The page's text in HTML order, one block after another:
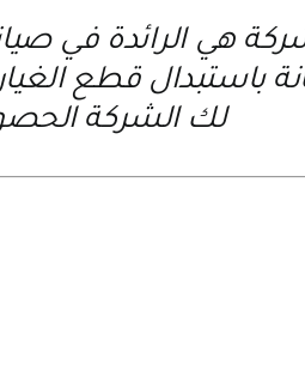
هي الرائدة في
باستبدال قطع
لك الشركة